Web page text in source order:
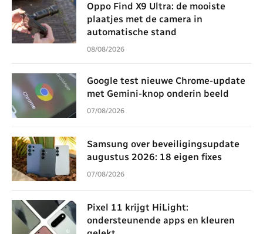
Oppo Find X9 Ultra: de mooiste
plaatjes met de camera in
automatische stand
08/08/2026
Google test nieuwe Chrome-update
met Gemini-knop onderin beeld
07/08/2026
Samsung over beveiligingsupdate
augustus 2026: 18 eigen fixes
07/08/2026
Pixel 11 krijgt HiLight:
ondersteunende apps en kleuren